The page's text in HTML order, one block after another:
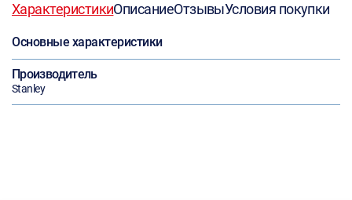
ХарактеристикиОписаниеОтзывыУсловия покупки
Основные характеристики
Производитель
Stanley